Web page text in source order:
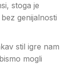
stoga je
genijalnosti
stil igre nam
mogli